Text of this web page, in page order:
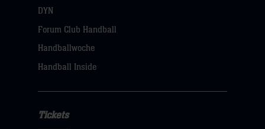
öffnen,
dann
klicken
DYN
Forum Club Handball
Handballwoche
Handball Inside
Tickets